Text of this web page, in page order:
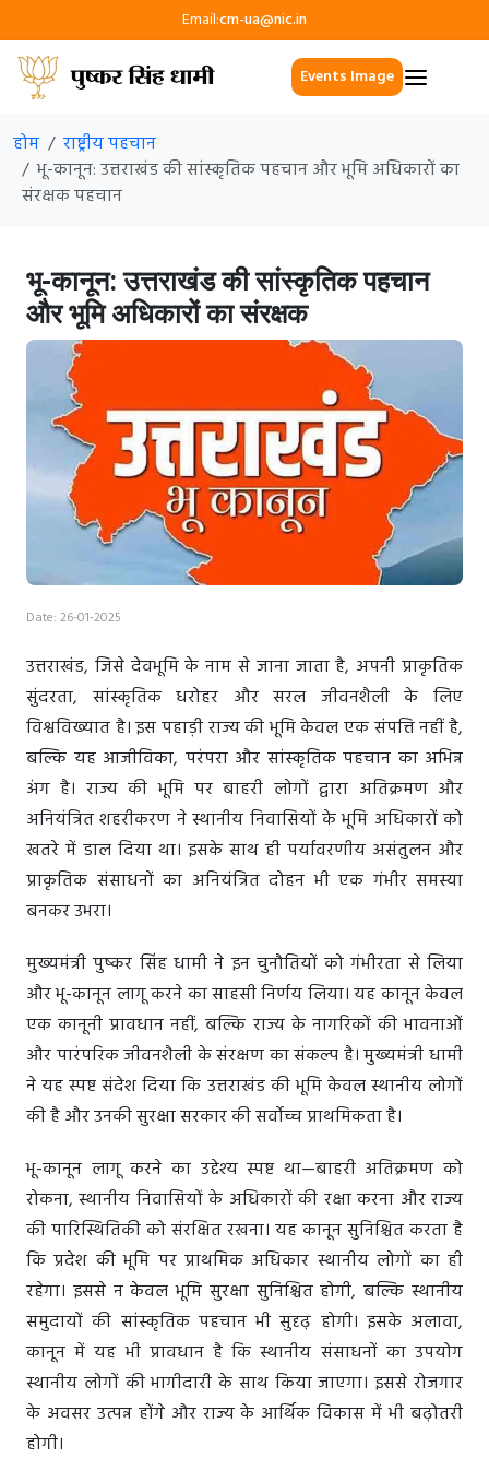
Email:cm-ua@nic.in
Events Image
होम
राष्ट्रीय पहचान
भू-कानून: उत्तराखंड की सांस्कृतिक पहचान और भूमि अधिकारों का
संरक्षक पहचान
भू-कानून: उत्तराखंड की सांस्कृतिक पहचान
और भूमि अधिकारों का संरक्षक
Date: 26-01-2025
उत्तराखंड, जिसे देवभूमि के नाम से जाना जाता है, अपनी प्राकृतिक
सुंदरता, सांस्कृतिक धरोहर और सरल जीवनशैली के लिए
विश्वविख्यात है। इस पहाड़ी राज्य की भूमि केवल एक संपत्ति नहीं है,
बल्कि यह आजीविका, परंपरा और सांस्कृतिक पहचान का अभिन्न
अंग है। राज्य की भूमि पर बाहरी लोगों द्वारा अतिक्रमण और
अनियंत्रित शहरीकरण ने स्थानीय निवासियों के भूमि अधिकारों को
खतरे में डाल दिया था। इसके साथ ही पर्यावरणीय असंतुलन और
प्राकृतिक संसाधनों का अनियंत्रित दोहन भी एक गंभीर समस्या
बनकर उभरा।
मुख्यमंत्री पुष्कर सिंह धामी ने इन चुनौतियों को गंभीरता से लिया
और भू-कानून लागू करने का साहसी निर्णय लिया। यह कानून केवल
एक कानूनी प्रावधान नहीं, बल्कि राज्य के नागरिकों की भावनाओं
और पारंपरिक जीवनशैली के संरक्षण का संकल्प है। मुख्यमंत्री धामी
ने यह स्पष्ट संदेश दिया कि उत्तराखंड की भूमि केवल स्थानीय लोगों
की है और उनकी सुरक्षा सरकार की सर्वोच्च प्राथमिकता है।
भू-कानून लागू करने का उद्देश्य स्पष्ट था—बाहरी अतिक्रमण को
रोकना, स्थानीय निवासियों के अधिकारों की रक्षा करना और राज्य
की पारिस्थितिकी को संरक्षित रखना। यह कानून सुनिश्चित करता है
कि प्रदेश की भूमि पर प्राथमिक अधिकार स्थानीय लोगों का ही
रहेगा। इससे न केवल भूमि सुरक्षा सुनिश्चित होगी, बल्कि स्थानीय
समुदायों की सांस्कृतिक पहचान भी सुदृढ़ होगी। इसके अलावा,
कानून में यह भी प्रावधान है कि स्थानीय संसाधनों का उपयोग
स्थानीय लोगों की भागीदारी के साथ किया जाएगा। इससे रोजगार
के अवसर उत्पन्न होंगे और राज्य के आर्थिक विकास में भी बढ़ोतरी
होगी।